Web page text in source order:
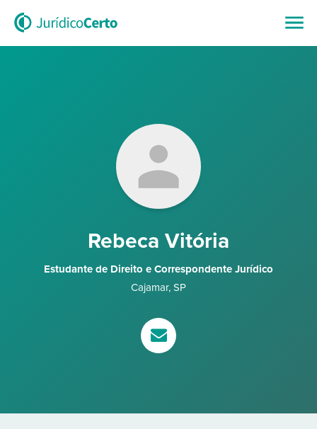
Rebeca Vitória
Estudante de Direito e Correspondente Jurídico
Cajamar, SP